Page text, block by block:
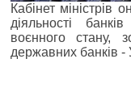
Кабінет міністрів
діяльності
воєнного стану,
державних банків -